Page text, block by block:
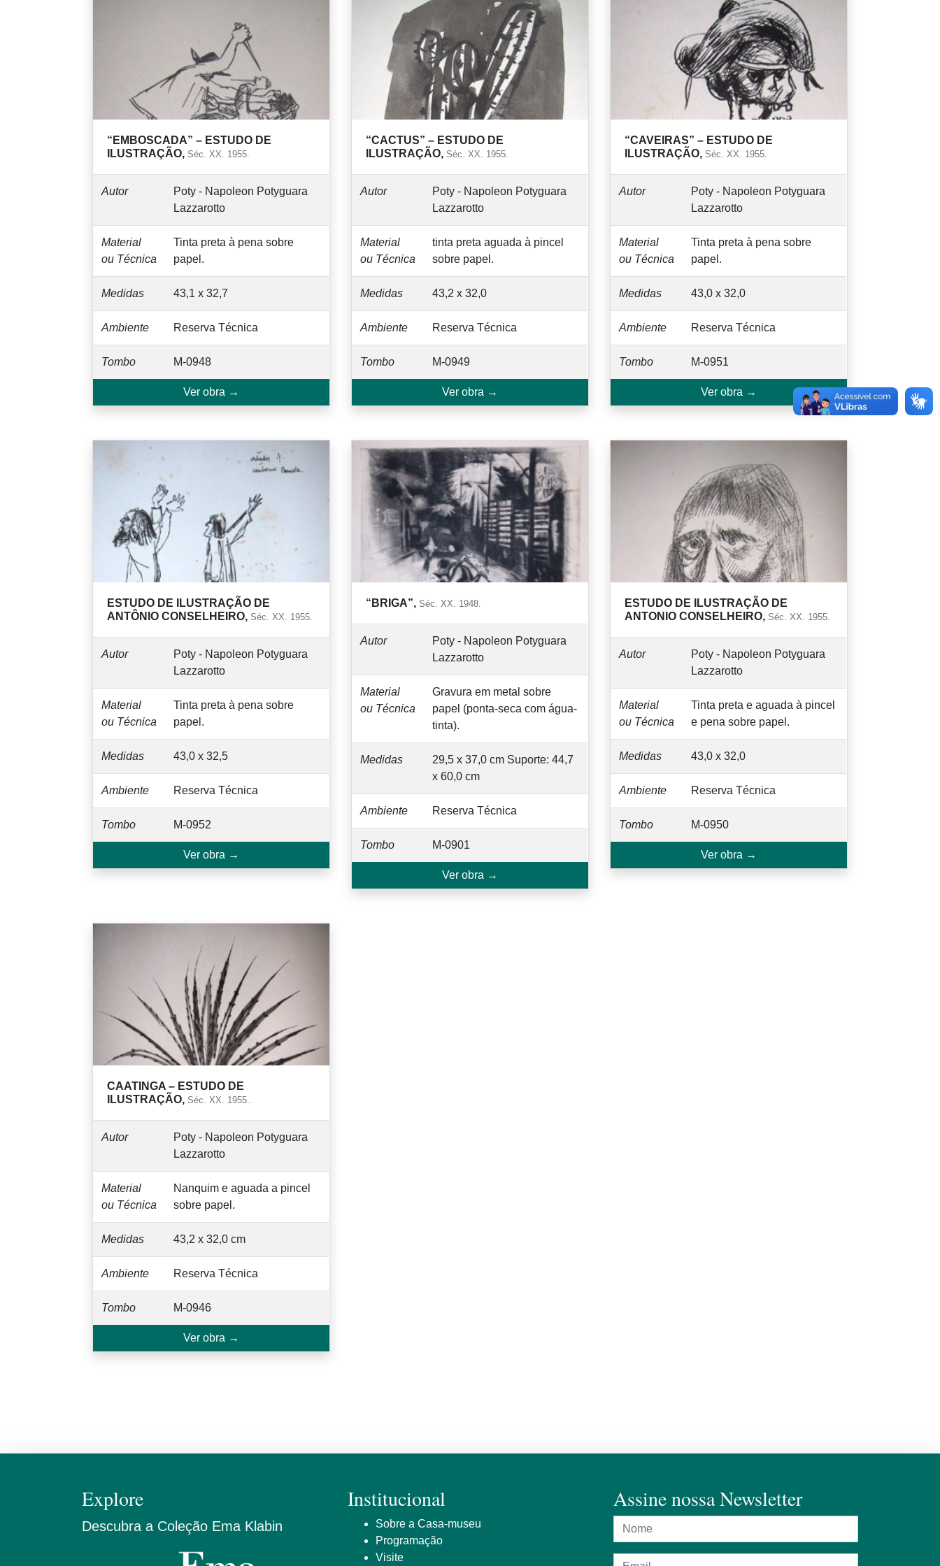
“EMBOSCADA” – ESTUDO DE
ILUSTRAÇÃO, Séc. XX. 1955.
Autor
Poty - Napoleon Potyguara
Lazzarotto
Material
ou Técnica
Tinta preta à pena sobre
papel.
Medidas 43,1 x 32,7
Ambiente Reserva Técnica
Tombo M-0948
Ver obra →
“CACTUS” – ESTUDO DE
ILUSTRAÇÃO, Séc. XX. 1955.
Autor
Poty - Napoleon Potyguara
Lazzarotto
Material
ou Técnica
tinta preta aguada à pincel
sobre papel.
Medidas 43,2 x 32,0
Ambiente Reserva Técnica
Tombo M-0949
Ver obra →
“CAVEIRAS” – ESTUDO DE
ILUSTRAÇÃO, Séc. XX. 1955.
Autor
Poty - Napoleon Potyguara
Lazzarotto
Material
ou Técnica
Tinta preta à pena sobre
papel.
Medidas 43,0 x 32,0
Ambiente Reserva Técnica
Tombo M-0951
Ver obra →
ESTUDO DE ILUSTRAÇÃO DE
ANTÔNIO CONSELHEIRO, Séc. XX. 1955.
Autor
Poty - Napoleon Potyguara
Lazzarotto
Material
ou Técnica
Tinta preta à pena sobre
papel.
Medidas 43,0 x 32,5
Ambiente Reserva Técnica
Tombo M-0952
Ver obra →
“BRIGA”, Séc. XX. 1948.
Autor
Poty - Napoleon Potyguara
Lazzarotto
Material
ou Técnica
Gravura em metal sobre
papel (ponta-seca com água-
tinta).
Medidas
29,5 x 37,0 cm Suporte: 44,7
x 60,0 cm
Ambiente Reserva Técnica
Tombo M-0901
Ver obra →
ESTUDO DE ILUSTRAÇÃO DE
ANTONIO CONSELHEIRO, Séc. XX. 1955.
Autor
Poty - Napoleon Potyguara
Lazzarotto
Material
ou Técnica
Tinta preta e aguada à pincel
e pena sobre papel.
Medidas 43,0 x 32,0
Ambiente Reserva Técnica
Tombo M-0950
Ver obra →
CAATINGA – ESTUDO DE
ILUSTRAÇÃO, Séc. XX. 1955..
Autor
Poty - Napoleon Potyguara
Lazzarotto
Material
ou Técnica
Nanquim e aguada a pincel
sobre papel.
Medidas 43,2 x 32,0 cm
Ambiente Reserva Técnica
Tombo M-0946
Ver obra →
Explore
Descubra a Coleção Ema Klabin
Institucional
Sobre a Casa-museu
Programação
Visite
Assine nossa Newsletter
Nome
Endereço de e-mail